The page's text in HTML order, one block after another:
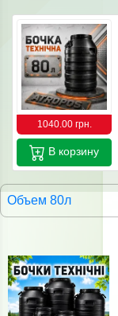
1040.00 грн.
В корзину
Объем 80л